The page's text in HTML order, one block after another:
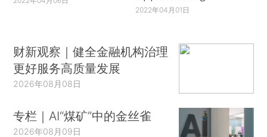
2022年04月01日
财新观察｜健全金融机构治理
更好服务高质量发展
2026年08月08日
专栏｜AI“煤矿”中的金丝雀
2026年08月09日